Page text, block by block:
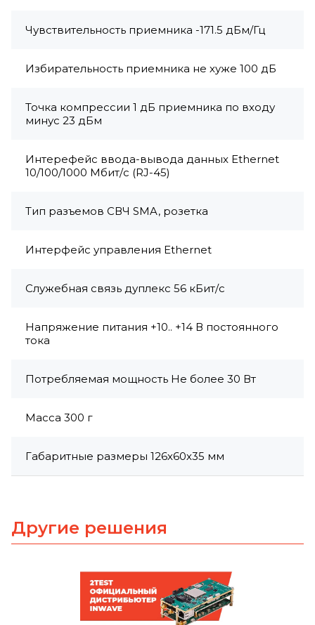
Чувствительность приемника -171.5 дБм/Гц
Избирательность приемника не хуже 100 дБ
Точка компрессии 1 дБ приемника по входу
минус 23 дБм
Интерефейс ввода-вывода данных Ethernet
10/100/1000 Мбит/с (RJ-45)
Тип разъемов СВЧ SMA, розетка
Интерфейс управления Ethernet
Служебная связь дуплекс 56 кБит/с
Напряжение питания +10.. +14 В постоянного
тока
Потребляемая мощность Не более 30 Вт
Масса 300 г
Габаритные размеры 126х60х35 мм
Другие решения